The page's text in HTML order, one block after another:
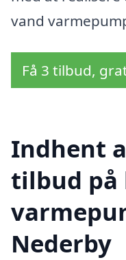
vand
Få 3 tilbud,
Indhent
tilbud
Nederby